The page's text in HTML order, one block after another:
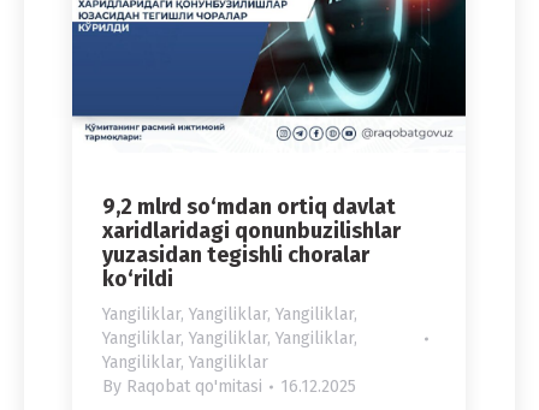
9,2 mlrd so‘mdan ortiq davlat
xaridlaridagi qonunbuzilishlar
yuzasidan tegishli choralar
ko‘rildi
Yangiliklar, Yangiliklar, Yangiliklar,
Yangiliklar, Yangiliklar, Yangiliklar,
Yangiliklar, Yangiliklar
By Raqobat qo'mitasi 16.12.2025